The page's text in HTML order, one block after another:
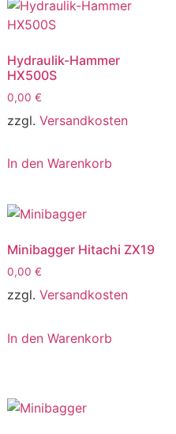
Hydraulik-Hammer
HX500S
0,00 €
zzgl. Versandkosten
In den Warenkorb
Minibagger Hitachi ZX19
0,00 €
zzgl. Versandkosten
In den Warenkorb